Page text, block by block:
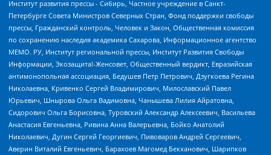
Институт развития прессы - Сибирь, Частное учреждение в Санкт-
Петербурге Совета Министров Северных Стран, Фонд поддержки свободы
прессы, Гражданский контроль, Человек и Закон, Общественная комиссия
по сохранению наследия академика Сахарова, Информационное агентство
МЕМО. РУ, Институт региональной прессы, Институт Развития Свободы
Информации, Экозащита!-Женсовет, Общественный вердикт, Евразийская
антимонопольная ассоциация, Бедушев Петр Петрович, Дзугкоева Регина
Николаевна, Кривенко Сергей Владимирович, Милославский Павел
Юрьевич, Шнырова Ольга Вадимовна, Чанышева Лилия Айратовна,
Сидорович Ольга Борисовна, Туровский Александр Алексеевич, Васильева
Анастасия Евгеньевна, Ривина Анна Валерьевна, Бойко Анатолий
Николаевич, Дугин Сергей Георгиевич, Пивоваров Андрей Сергеевич,
Аверин Виталий Евгеньевич, Барахоев Магомед Бекханович, Шарипков